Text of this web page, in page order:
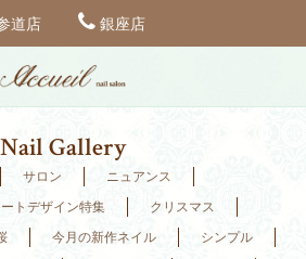
道店 銀座店
Nail Gallery
サロン
ニュアンス
トデザイン特集
クリスマス
今月の新作ネイル
シンプル